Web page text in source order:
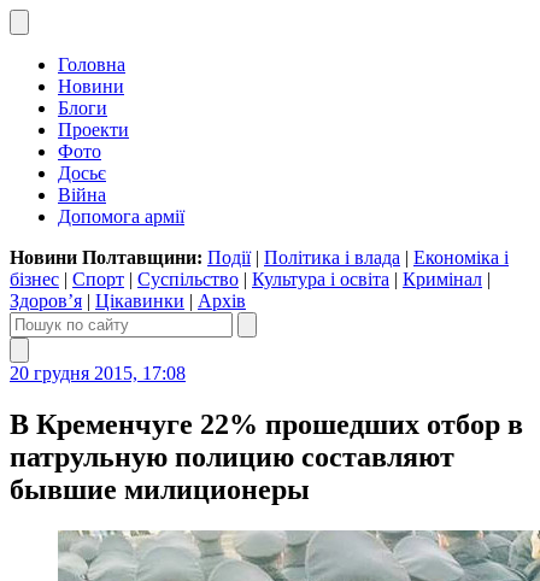
Головна
Новини
Блоги
Проекти
Фото
Досьє
Війна
Допомога армії
Новини Полтавщини: Події| Політика і влада | Економіка і
бізнес | Спорт | Суспільство | Культура і освіта | Кримінал |
Здоров’я | Цікавинки | Архів
20 грудня 2015, 17:08
В Кременчуге 22% прошедших отбор в
патрульную полицию составляют
бывшие милиционеры